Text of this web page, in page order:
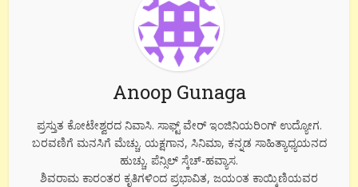
Anoop Gunaga
ಪ್ರಸ್ತುತ ಕೋಟೇಶ್ವರದ ನಿವಾಸಿ. ಸಾಫ್ಟ್ ವೇರ್ ಇಂಜಿನಿಯರಿಂಗ್ ಉದ್ಯೋಗ.
ಬರವಣಿಗೆ ಮನಸಿಗೆ ಮೆಚ್ಚು. ಯಕ್ಷಗಾನ, ಸಿನಿಮಾ, ಕನ್ನಡ ಸಾಹಿತ್ಯಾಧ್ಯಯನದ
ಹುಚ್ಚು. ಪೆನ್ಸಿಲ್ ಸ್ಕೆಚ್-ಹವ್ಯಾಸ.
ಶಿವರಾಮ ಕಾರಂತರ ಕೃತಿಗಳಿಂದ ಪ್ರಭಾವಿತ, ಜಯಂತ ಕಾಯ್ಕಿಣಿಯವರ